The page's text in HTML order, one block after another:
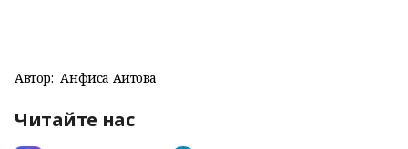
Автор: Анфиса Аитова
Читайте нас